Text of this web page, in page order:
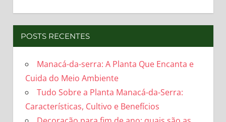
POSTS RECENTES
Manacá-da-serra: A Planta Que Encanta e
Cuida do Meio Ambiente
Tudo Sobre a Planta Manacá-da-Serra:
Características, Cultivo e Benefícios